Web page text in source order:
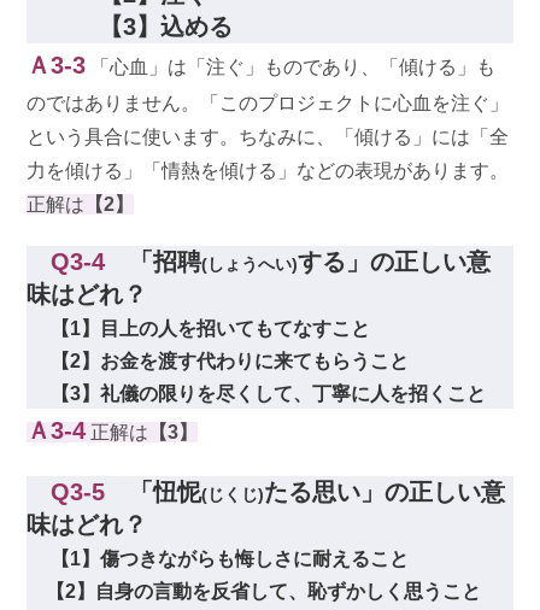
【3】込める
Ａ3-3「心血」は「注ぐ」ものであり、「傾ける」も
のではありません。「このプロジェクトに心血を注ぐ」
という具合に使います。ちなみに、「傾ける」には「全
力を傾ける」「情熱を傾ける」などの表現があります。
正解は 【2】
Q3-4 「招聘(しょうへい)する」の正しい意
味はどれ？
【1】目上の人を招いてもてなすこと
【2】お金を渡す代わりに来てもらうこと
【3】礼儀の限りを尽くして、丁寧に人を招くこと
Ａ3-4正解は 【3】
Q3-5 「忸怩(じくじ)たる思い」の正しい意
味はどれ？
【1】傷つきながらも悔しさに耐えること
【2】自身の言動を反省して、恥ずかしく思うこと